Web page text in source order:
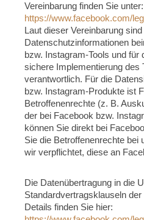
Vereinbarung finden Sie unter:
https://www.facebook.com/
Laut dieser Vereinbarung
Datenschutzinformationen
bzw. Instagram-Tools und
sichere Implementierung des
verantwortlich. Für die
bzw. Instagram-Produkte ist
Betroffenenrechte (z. B.
der bei Facebook bzw.
können Sie direkt bei
Sie die Betroffenenrechte bei
wir verpflichtet, diese an
Die Datenübertragung in die
Standardvertragsklauseln
Details finden Sie hier: